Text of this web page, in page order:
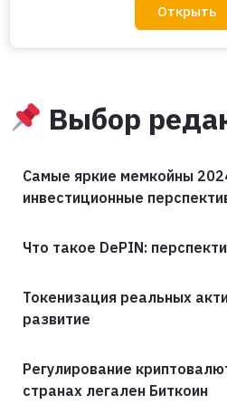
Открыть
Выбор
Самые яркие мемкойны
инвестиционные
Что такое DePIN:
Токенизация реальных
развитие
Регулирование
странах легален Биткоин